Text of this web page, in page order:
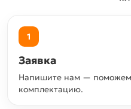
1
Заявка
Напишите нам — поможем
комплектацию.